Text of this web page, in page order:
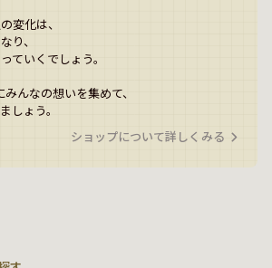
変化は、
り、
ていくでしょう。
んなの想いを集めて、
しょう。
ショップについて詳しくみる